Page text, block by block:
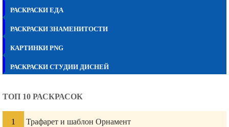
РАСКРАСКИ ЕДА
РАСКРАСКИ ЗНАМЕНИТОСТИ
КАРТИНКИ PNG
РАСКРАСКИ СТУДИИ ДИСНЕЙ
ТОП 10 РАСКРАСОК
Трафарет и шаблон Орнамент